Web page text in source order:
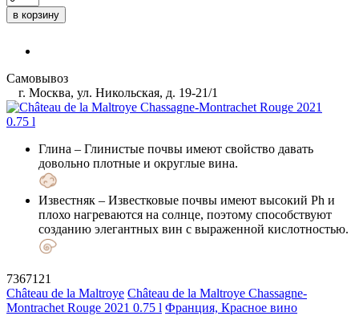
в корзину
Самовывоз
г. Москва, ул. Никольская, д. 19-21/1
Глина – Глинистые почвы имеют свойство давать
довольно плотные и округлые вина.
Известняк – Известковые почвы имеют высокий Ph и
плохо нагреваются на солнце, поэтому способствуют
созданию элегантных вин с выраженной кислотностью.
7367121
Château de la Maltroye Château de la Maltroye Chassagne-
Montrachet Rouge 2021 0.75 l Франция, Красное вино